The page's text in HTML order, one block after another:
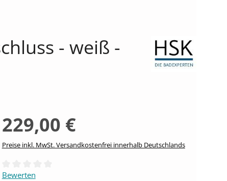
- weiß -
229,00 €
Preise inkl. MwSt. Versandkostenfrei innerhalb Deutschlands
Durchschnittliche Bewertung von 0 von 5 Sternen
Bewerten